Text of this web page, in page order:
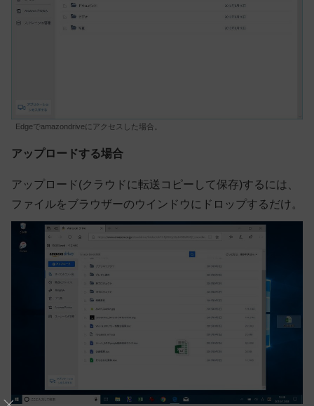
Edgeでamazondriveにアクセスした場合。
アップロードする場合
アップロード(クラウドに転送コピーして保存)するには、
ファイルをブラウザーのウインドウにドロップするだけ。